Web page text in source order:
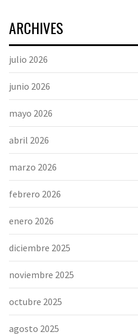
ARCHIVES
julio 2026
junio 2026
mayo 2026
abril 2026
marzo 2026
febrero 2026
enero 2026
diciembre 2025
noviembre 2025
octubre 2025
agosto 2025